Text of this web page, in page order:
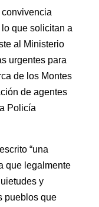
que solicitan a
al Ministerio
urgentes para
de los Montes
de agentes
Policía
“una
que legalmente
y
pueblos que